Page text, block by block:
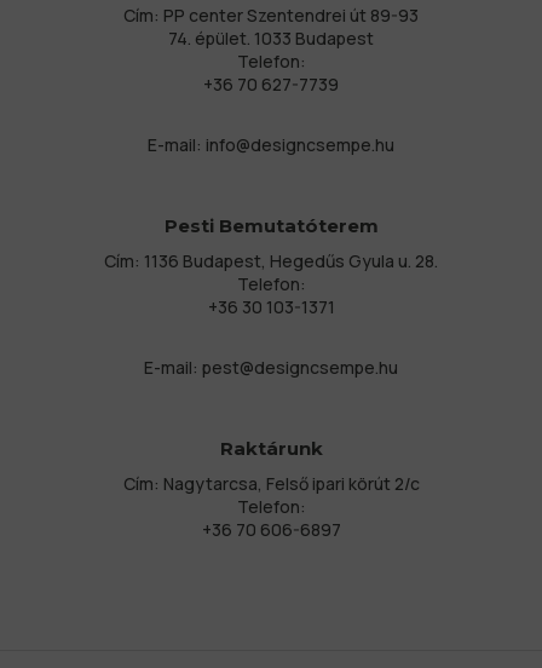
Cím: PP center Szentendrei út 89-93
74. épület. 1033 Budapest
Telefon:
+36 70 627-7739
E-mail: info@designcsempe.hu
Pesti Bemutatóterem
Cím: 1136 Budapest, Hegedűs Gyula u. 28.
Telefon:
+36 30 103-1371
E-mail: pest@designcsempe.hu
Raktárunk
Cím: Nagytarcsa, Felső ipari körút 2/c
Telefon:
+36 70 606-6897